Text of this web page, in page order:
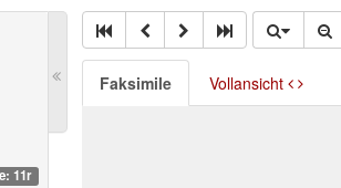
11r
Faksimile Vollansicht